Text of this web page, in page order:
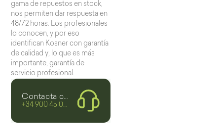
gama de repuestos en stock,
nos permiten dar respuesta en
48/72 horas. Los profesionales
lo conocen, y por eso
identifican Kosner con garantía
de calidad y, lo que es más
importante, garantía de
servicio profesional.
Contacta con nosotros
+34 900 45 00 00